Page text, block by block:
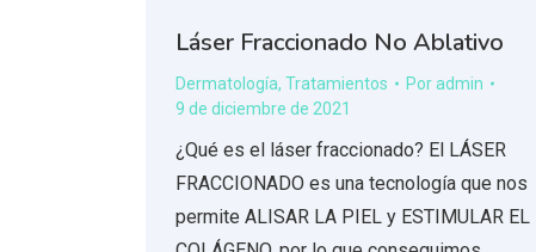
Láser Fraccionado No Ablativo
Dermatología, Tratamientos Poradmin
9 de diciembre de 2021
¿Qué es el láser fraccionado? El LÁSER
FRACCIONADO es una tecnología que nos
permite ALISAR LA PIEL y ESTIMULAR EL